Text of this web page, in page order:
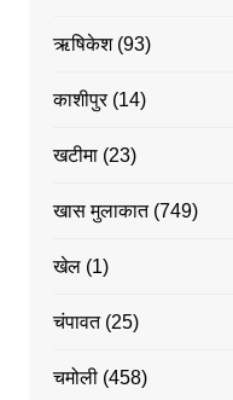
ऋषिकेश(93)
काशीपुर(14)
खटीमा(23)
खास मुलाकात(749)
खेल(1)
चंपावत(25)
चमोली(458)